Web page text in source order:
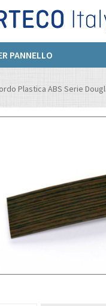
PANNELLO
Plastica ABS Serie